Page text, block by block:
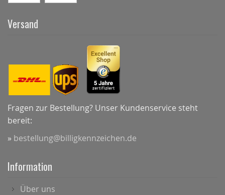
Versand
Fragen zur Bestellung? Unser Kundenservice steht
bereit:
» bestellung@billigkennzeichen.de
Information
Über uns